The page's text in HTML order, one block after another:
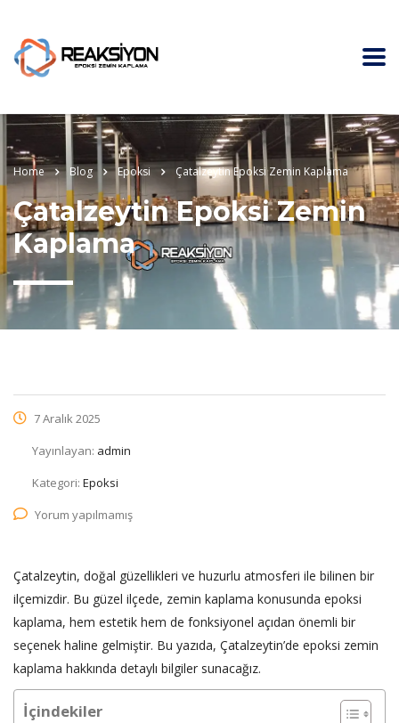
Home Blog Epoksi Çatalzeytin Epoksi Zemin Kaplama
Çatalzeytin Epoksi Zemin
Kaplama
7 Aralık 2025
Yayınlayan: admin
Kategori: Epoksi
Yorum yapılmamış
Çatalzeytin, doğal güzellikleri ve huzurlu atmosferi ile bilinen bir
ilçemizdir. Bu güzel ilçede, zemin kaplama konusunda epoksi
kaplama, hem estetik hem de fonksiyonel açıdan önemli bir
seçenek haline gelmiştir. Bu yazıda, Çatalzeytin’de epoksi zemin
kaplama hakkında detaylı bilgiler sunacağız.
İçindekiler